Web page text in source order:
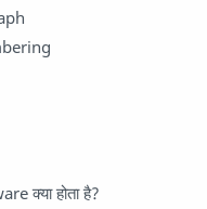
क्या होता है?